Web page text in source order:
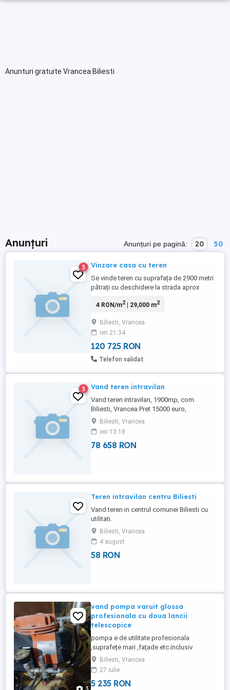
Anunturi gratuite Vrancea Biliesti
Anunțuri Anunțuri pe pagină: 20 50
3 Vinzare casa cu teren
Se vinde teren cu suprafața de 2900 metri
pătrați cu deschidere la strada aprox
comuna Biliești jud Vrancea strada
Casa bătrânească nelocuibilă,necesită
demolare .terenul oferind posibilitatea de
construire locuință. Nr ...
4 RON/m2| 29,000 m2
Biliesti, Vrancea
ieri 21:34
120 725 RON
Telefon validat
3 Vand teren intravilan
Vand teren intravilan, 1900mp, com.
Biliesti, Vrancea Pret 15000 euro,
negociabil Telefon
Biliesti, Vrancea
ieri 13:18
78 658 RON
Teren intravilan centru Biliesti
Vand teren in centrul comunei Biliesti cu
utilitati.
Biliesti, Vrancea
4 august
58 RON
3
vand pompa varuit glossa
profesionala cu doua lancii
telescopice
pompa e de utilitate profesionala
,suprafețe mari ,fațade etc.inclusiv
ptr.vopsea cuarzzata,silsonica,capacitate
30 kg.vopsea,joasa presiune,cu doua
telescoape ptr.doi operatorii,cu duze la
trafalete,doi operatorii ,executa zilnic
Biliesti, Vrancea
27 iulie
5 235 RON